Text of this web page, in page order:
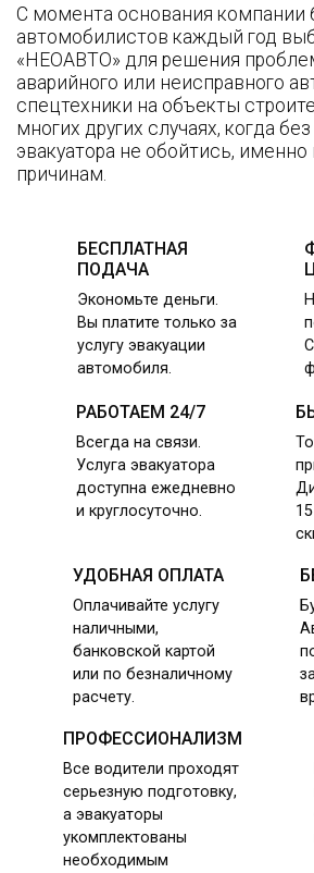
С момента основания компании
автомобилистов каждый год
«НЕОАВТО» для решения
аварийного или неисправного
спецтехники на объекты
многих других случаях, когда
эвакуатора не обойтись, именно
причинам.
БЕСПЛАТНАЯ
ПОДАЧА
Экономьте деньги.
Вы платите только за
услугу эвакуации
автомобиля.
РАБОТАЕМ 24/7
Всегда на связи.
Услуга эвакуатора
доступна ежедневно
и круглосуточно.
УДОБНАЯ ОПЛАТА
Оплачивайте услугу
наличными,
банковской картой
или по безналичному
расчету.
ПРОФЕССИОНАЛИЗМ
Все водители проходят
серьезную подготовку,
а эвакуаторы
укомплектованы
необходимым